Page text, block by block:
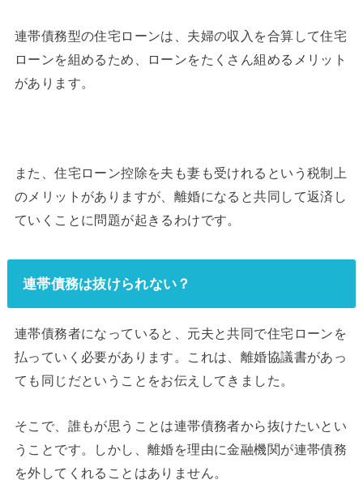
連帯債務型の住宅ローンは、夫婦の収入を合算して住宅
ローンを組めるため、ローンをたくさん組めるメリット
があります。
また、住宅ローン控除を夫も妻も受けれるという税制上
のメリットがありますが、離婚になると共同して返済し
ていくことに問題が起きるわけです。
連帯債務は抜けられない？
連帯債務者になっていると、元夫と共同で住宅ローンを
払っていく必要があります。これは、離婚協議書があっ
ても同じだということをお伝えしてきました。
そこで、誰もが思うことは連帯債務者から抜けたいとい
うことです。しかし、離婚を理由に金融機関が連帯債務
を外してくれることはありません。